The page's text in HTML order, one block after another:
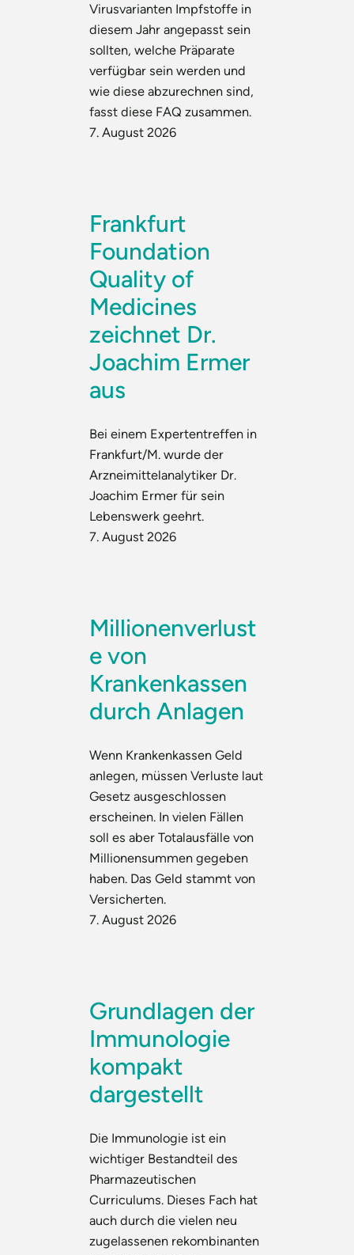
Virusvarianten Impfstoffe in
diesem Jahr angepasst sein
sollten, welche Präparate
verfügbar sein werden und
wie diese abzurechnen sind,
fasst diese FAQ zusammen.
7. August 2026
Frankfurt
Foundation
Quality of
Medicines
zeichnet Dr.
Joachim Ermer
aus
Bei einem Expertentreffen in
Frankfurt/M. wurde der
Arzneimittelanalytiker Dr.
Joachim Ermer für sein
Lebenswerk geehrt.
7. August 2026
Millionenverlust
e von
Krankenkassen
durch Anlagen
Wenn Krankenkassen Geld
anlegen, müssen Verluste laut
Gesetz ausgeschlossen
erscheinen. In vielen Fällen
soll es aber Totalausfälle von
Millionensummen gegeben
haben. Das Geld stammt von
Versicherten.
7. August 2026
Grundlagen der
Immunologie
kompakt
dargestellt
Die Immunologie ist ein
wichtiger Bestandteil des
Pharmazeutischen
Curriculums. Dieses Fach hat
auch durch die vielen neu
zugelassenen rekombinanten